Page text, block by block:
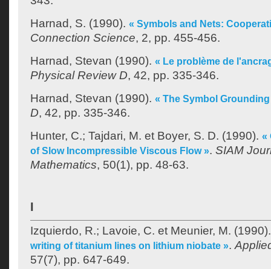
Harnad, S. (1990). « Symbols and Nets:
Connection Science, 2, pp. 455-456.
Harnad, Stevan (1990). « Le problème de
Physical Review D, 42, pp. 335-346.
Harnad, Stevan (1990). « The Symbol
D, 42, pp. 335-346.
Hunter, C.; Tajdari, M. et Boyer, S. D. (1990). «
of Slow Incompressible Viscous Flow ». SIAM
Mathematics, 50(1), pp. 48-63.
I
Izquierdo, R.; Lavoie, C. et Meunier, M.
writing of titanium lines on lithium niobate ».
57(7), pp. 647-649.